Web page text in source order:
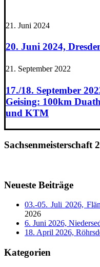
21. Juni 2024
20. Juni 2024,
21. September 2022
17./18. September
Geising: 100km
und KTM
Sachsenmeisterschaft
Neueste Beiträge
03.-05. Juli 2026,
2026
6. Juni 2026,
18. April 2026,
Kategorien